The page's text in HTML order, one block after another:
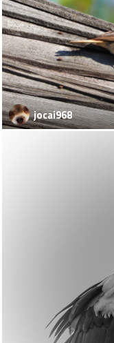
jocai968